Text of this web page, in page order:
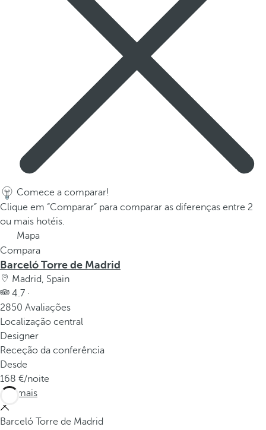
n
o
n
h
e
p
o
p
u
p
.
Comece a comparar!
Clique em “Comparar” para comparar as diferenças entre 2
ou mais hotéis.
Mapa
Compara
Barceló Torre de Madrid
Madrid, Spain
4.7 ·
2850 Avaliações
Localização central
Designer
Receção da conferência
Desde
168
/noite
Ver mais
Barceló Torre de Madrid